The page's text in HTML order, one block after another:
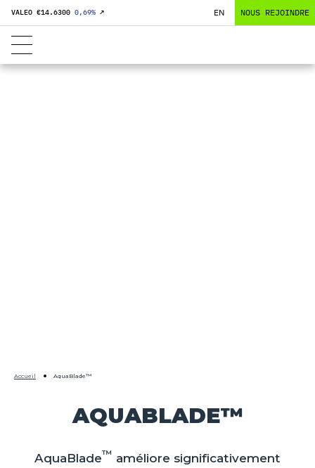
VALEO €14.6300 0,69% ↗ EN NOUS REJOINDRE
Accueil AquaBlade™
AQUABLADE™
AquaBlade™ améliore significativement